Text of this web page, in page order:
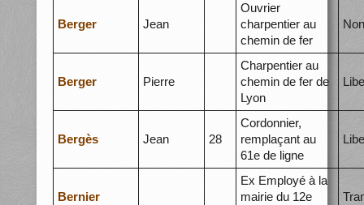
Berger Jean
Ouvrier
charpentier au
chemin de fer
Berger Pierre
Charpentier au
chemin de fer de
Lyon
Bergès Jean 28
Cordonnier,
remplaçant au
61e de ligne
Bernier
Ex Employé à la
mairie du 12e